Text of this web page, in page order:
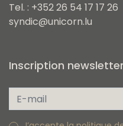
Tel. : +352 26 54 17 17 26
syndic@unicorn.lu
Inscription newsletter